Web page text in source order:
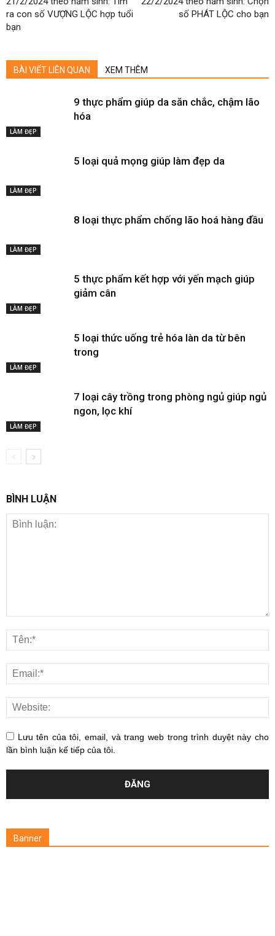
ra con số VƯỢNG LỘC hợp tuổi
bạn
số PHÁT LỘC cho bạn
BÀI VIẾT LIÊN QUAN XEM THÊM
LÀM ĐẸP
9 thực phẩm giúp da săn chắc, chậm lão
hóa
LÀM ĐẸP
5 loại quả mọng giúp làm đẹp da
LÀM ĐẸP
8 loại thực phẩm chống lão hoá hàng đầu
LÀM ĐẸP
5 thực phẩm kết hợp với yến mạch giúp
giảm cân
LÀM ĐẸP
5 loại thức uống trẻ hóa làn da từ bên
trong
LÀM ĐẸP
7 loại cây trồng trong phòng ngủ giúp ngủ
ngon, lọc khí
BÌNH LUẬN
Lưu tên của tôi, email, và trang web trong trình duyệt này cho
lần bình luận kế tiếp của tôi.
Banner